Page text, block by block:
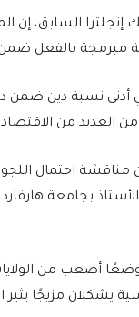
إنجلترا السابق،
مبرمجة بالفعل
أدنى نسبة دين
العديد من
مناقشة احتمال
بجامعة
وضعًا أصعب من
يشكلان مزيجًا